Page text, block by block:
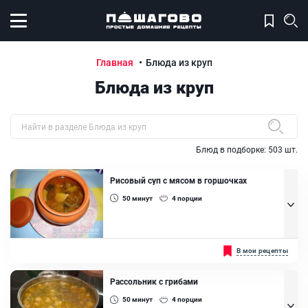
Открыть меню
Главная Блюда из круп
Блюда из круп
Быстрый поиск рецепта по названиюБлюд в подборке: 503 шт.
Рисовый суп с мясом в горшочках
50минут 4порции
Варится он чуть дольше, чем на плите, но получается более
вкусным, наваристым, ароматным. И совсем не обязательно
иметь русскую печь, для приготовления вкусного рисового супа
нам понадобится только духовка....
Ингредиенты:
В мои рецепты
Рассольник с грибами
50минут 4порции